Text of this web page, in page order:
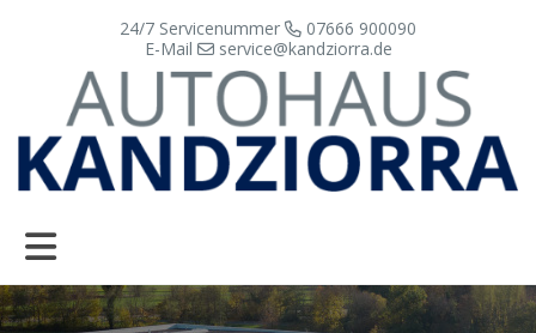
24/7 Servicenummer
07666 900090
E-Mail
service@kandziorra.de